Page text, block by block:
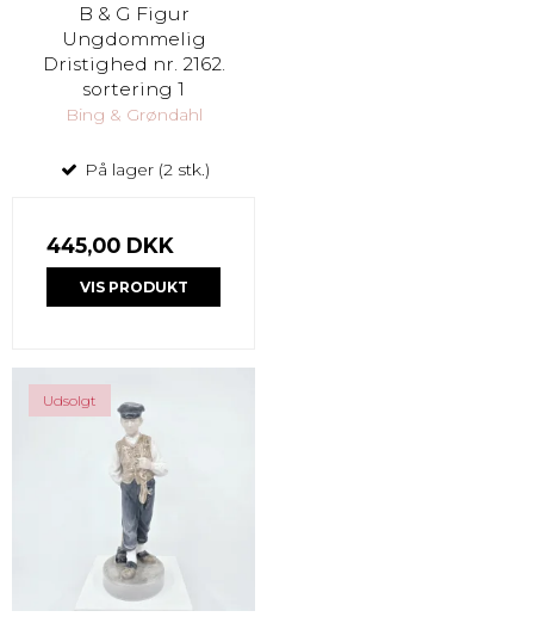
B & G Figur
Ungdommelig
Dristighed nr. 2162.
sortering 1
Bing & Grøndahl
På lager (2 stk.)
445,00 DKK
VIS PRODUKT
Udsolgt